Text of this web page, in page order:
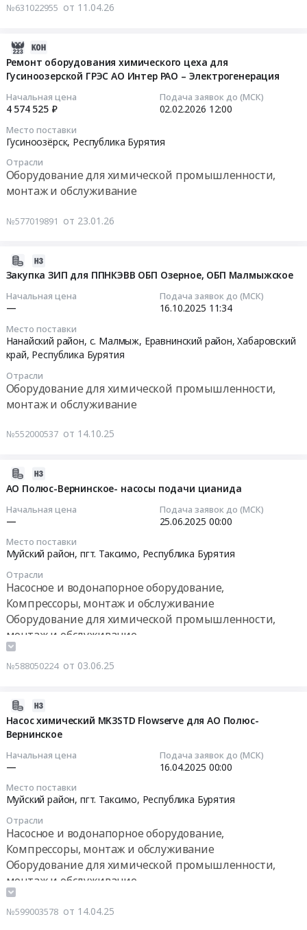
№631022955 от 11.04.26
Ремонт оборудования химического цеха для
Гусиноозерской ГРЭС АО Интер РАО – Электрогенерация
Начальная цена
4 574 525 ₽
Подача заявок до (МСК)
02.02.2026 12:00
Место поставки
Гусиноозёрск, Республика Бурятия
Отрасли
Оборудование для химической промышленности,
монтаж и обслуживание
№577019891 от 23.01.26
Закупка ЗИП для ППНКЭВВ ОБП Озерное, ОБП Малмыжское
Начальная цена
—
Подача заявок до (МСК)
16.10.2025 11:34
Место поставки
Нанайский район, с. Малмыж, Еравнинский район,Хабаровский
край, Республика Бурятия
Отрасли
Оборудование для химической промышленности,
монтаж и обслуживание
№552000537 от 14.10.25
АО Полюс-Вернинское- насосы подачи цианида
Начальная цена
—
Подача заявок до (МСК)
25.06.2025 00:00
Место поставки
Муйский район, пгт. Таксимо, Республика Бурятия
Отрасли
Насосное и водонапорное оборудование,
Компрессоры, монтаж и обслуживание
Оборудование для химической промышленности,
монтаж и обслуживание
№588050224 от 03.06.25
Насос химический MK3STD Flowserve для АО Полюс-
Вернинское
Начальная цена
—
Подача заявок до (МСК)
16.04.2025 00:00
Место поставки
Муйский район, пгт. Таксимо, Республика Бурятия
Отрасли
Насосное и водонапорное оборудование,
Компрессоры, монтаж и обслуживание
Оборудование для химической промышленности,
монтаж и обслуживание
№599003578 от 14.04.25